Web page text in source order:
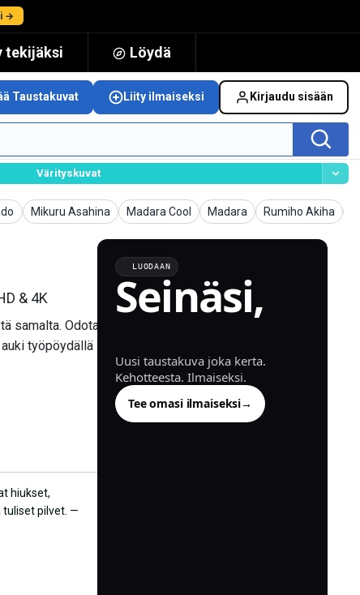
→
tekijäksi Löydä
Taustakuvat Liity ilmaiseksi Kirjaudu sisään
Värityskuvat
Mikuru Asahina
Taustakuvat Madara Cool
Taustakuvat Madara
TaustakuvatRumiho Akiha
Taustakuvat
& 4K
samalta. Odota
työpöydällä
LUODAAN
Seinäsi,
Uusi taustakuva joka kerta.
Kehotteesta. Ilmaiseksi.
Tee omasi ilmaiseksi→